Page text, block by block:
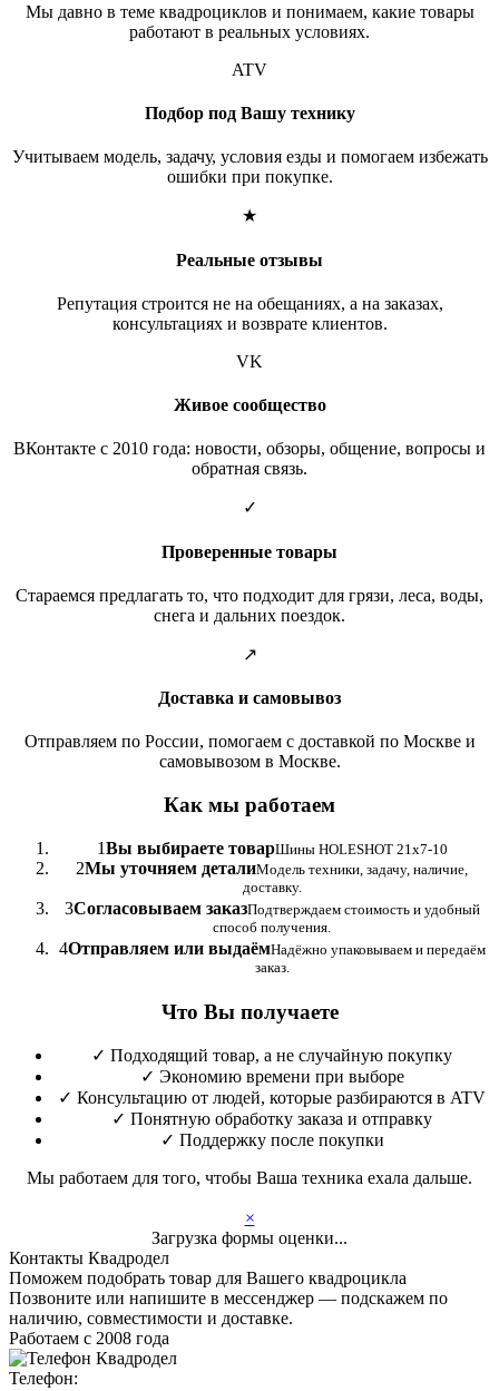
Мы давно в теме квадроциклов и понимаем, какие товары
работают в реальных условиях.
ATV
Подбор под Вашу технику
Учитываем модель, задачу, условия езды и помогаем избежать
ошибки при покупке.
★
Реальные отзывы
Репутация строится не на обещаниях, а на заказах,
консультациях и возврате клиентов.
VK
Живое сообщество
ВКонтакте с 2010 года: новости, обзоры, общение, вопросы и
обратная связь.
✓
Проверенные товары
Стараемся предлагать то, что подходит для грязи, леса, воды,
снега и дальних поездок.
↗
Доставка и самовывоз
Отправляем по России, помогаем с доставкой по Москве и
самовывозом в Москве.
Как мы работаем
1Вы выбираете товарШины HOLESHOT 21x7-10
2Мы уточняем деталиМодель техники, задачу, наличие,
доставку.
3Согласовываем заказПодтверждаем стоимость и удобный
способ получения.
4Отправляем или выдаёмНадёжно упаковываем и передаём
заказ.
Что Вы получаете
✓ Подходящий товар, а не случайную покупку
✓ Экономию времени при выборе
✓ Консультацию от людей, которые разбираются в ATV
✓ Понятную обработку заказа и отправку
✓ Поддержку после покупки
Мы работаем для того, чтобы Ваша техника ехала дальше.
×
Загрузка формы оценки...
Контакты Квадродел
Поможем подобрать товар для Вашего квадроцикла
Позвоните или напишите в мессенджер — подскажем по
наличию, совместимости и доставке.
Работаем с 2008 года
Телефон: